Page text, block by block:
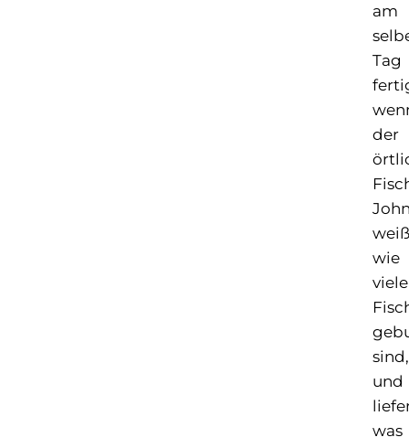
am
Tag
der
wie
viele
sind,
und
was